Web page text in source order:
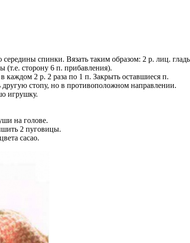
середины спинки. Вязать таким образом: 2 р. лиц.
(т.е. сторону 6 п. прибавления).
каждом 2 р. 2 раза по 1 п. Закрыть оставшиеся п.
другую стопу, но в противоположном направлении.
игрушку.
на голове.
2 пуговицы.
cacao.